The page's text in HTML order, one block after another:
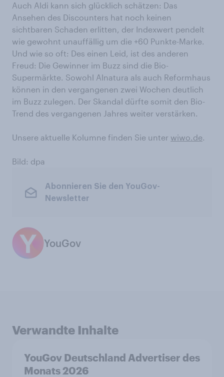
Auch Aldi kann sich glücklich schätzen: Das
Ansehen des Discounters hat noch keinen
sichtbaren Schaden erlitten, der Indexwert pendelt
wie gewohnt unauffällig um die +60 Punkte-Marke.
Und wie so oft: Des einen Leid, ist des anderen
Freud: Die Gewinner im Buzz sind die Bio-
Supermärkte. Sowohl Alnatura als auch Reformhaus
können in den vergangenen zwei Wochen deutlich
im Buzz zulegen. Der Skandal dürfte somit den Bio-
Trend des vergangenen Jahres weiter verstärken.
Unsere aktuelle Kolumne finden Sie unter wiwo.de.
Bild: dpa
Abonnieren Sie den YouGov-
Newsletter
YouGov
Verwandte Inhalte
YouGov Deutschland Advertiser des
Monats 2026